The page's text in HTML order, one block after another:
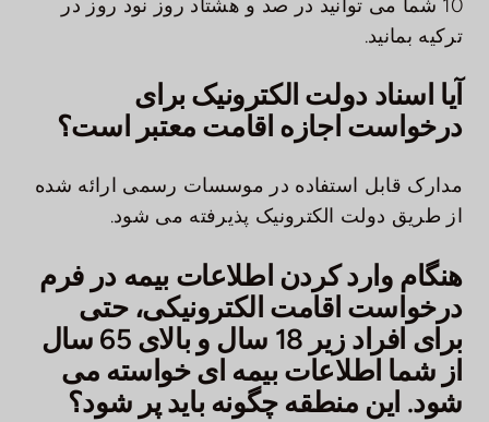
10 شما می توانید در صد و هشتاد روز نود روز در
ترکیه بمانید.
آیا اسناد دولت الکترونیک برای
درخواست اجازه اقامت معتبر است؟
مدارک قابل استفاده در موسسات رسمی ارائه شده
از طریق دولت الکترونیک پذیرفته می شود.
هنگام وارد کردن اطلاعات بیمه در فرم
درخواست اقامت الکترونیکی، حتی
برای افراد زیر 18 سال و بالای 65 سال
از شما اطلاعات بیمه ای خواسته می
شود. این منطقه چگونه باید پر شود؟